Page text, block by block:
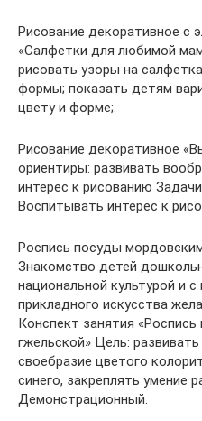
Рисование декоративное с
«Салфетки для любимой
рисовать узоры на
формы; показать детям
цвету и форме;.
Рисование декоративное
ориентиры: развивать
интерес к рисованию
Воспитывать интерес к
Роспись посуды
Знакомство детей
национальной культурой и
прикладного искусства
Конспект занятия
гжельской» Цель:
своебразие цветого
синего, закреплять умение
Демонстрационный.